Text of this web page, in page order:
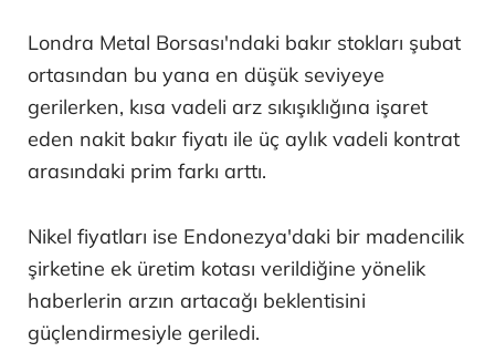
Londra Metal Borsası'ndaki bakır stokları şubat
ortasından bu yana en düşük seviyeye
gerilerken, kısa vadeli arz sıkışıklığına işaret
eden nakit bakır fiyatı ile üç aylık vadeli kontrat
arasındaki prim farkı arttı.
Nikel fiyatları ise Endonezya'daki bir madencilik
şirketine ek üretim kotası verildiğine yönelik
haberlerin arzın artacağı beklentisini
güçlendirmesiyle geriledi.